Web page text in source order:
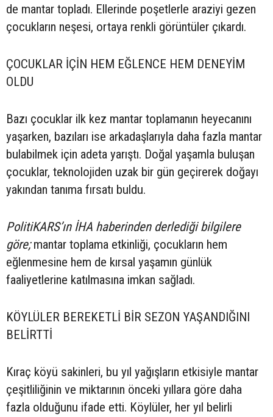
de mantar topladı. Ellerinde poşetlerle araziyi gezen
çocukların neşesi, ortaya renkli görüntüler çıkardı.
ÇOCUKLAR İÇİN HEM EĞLENCE HEM DENEYİM
OLDU
Bazı çocuklar ilk kez mantar toplamanın heyecanını
yaşarken, bazıları ise arkadaşlarıyla daha fazla mantar
bulabilmek için adeta yarıştı. Doğal yaşamla buluşan
çocuklar, teknolojiden uzak bir gün geçirerek doğayı
yakından tanıma fırsatı buldu.
PolitiKARS’ın İHA haberinden derlediği bilgilere
göre;mantar toplama etkinliği, çocukların hem
eğlenmesine hem de kırsal yaşamın günlük
faaliyetlerine katılmasına imkan sağladı.
KÖYLÜLER BEREKETLİ BİR SEZON YAŞANDIĞINI
BELİRTTİ
Kıraç köyü sakinleri, bu yıl yağışların etkisiyle mantar
çeşitliliğinin ve miktarının önceki yıllara göre daha
fazla olduğunu ifade etti. Köylüler, her yıl belirli